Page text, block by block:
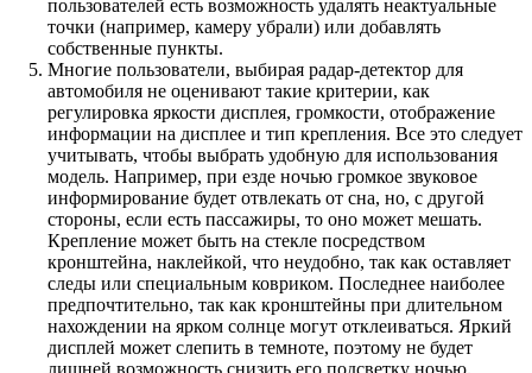
пользователей есть возможность удалять неактуальные
точки (например, камеру убрали) или добавлять
собственные пункты.
Многие пользователи, выбирая радар-детектор для
автомобиля не оценивают такие критерии, как
регулировка яркости дисплея, громкости, отображение
информации на дисплее и тип крепления. Все это следует
учитывать, чтобы выбрать удобную для использования
модель. Например, при езде ночью громкое звуковое
информирование будет отвлекать от сна, но, с другой
стороны, если есть пассажиры, то оно может мешать.
Крепление может быть на стекле посредством
кронштейна, наклейкой, что неудобно, так как оставляет
следы или специальным ковриком. Последнее наиболее
предпочтительно, так как кронштейны при длительном
нахождении на ярком солнце могут отклеиваться. Яркий
дисплей может слепить в темноте, поэтому не будет